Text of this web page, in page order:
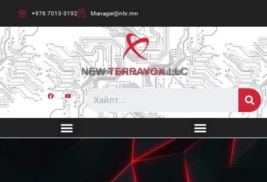
+976 7013-3192 Manager@ntx.mn
ИРЭЭДҮЙГ ХАМТДАА БҮТЭЭЦГЭЭЕ